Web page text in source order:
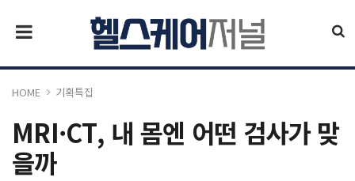
HOME 기획특집
MRI·CT, 내 몸엔 어떤 검사가 맞
을까